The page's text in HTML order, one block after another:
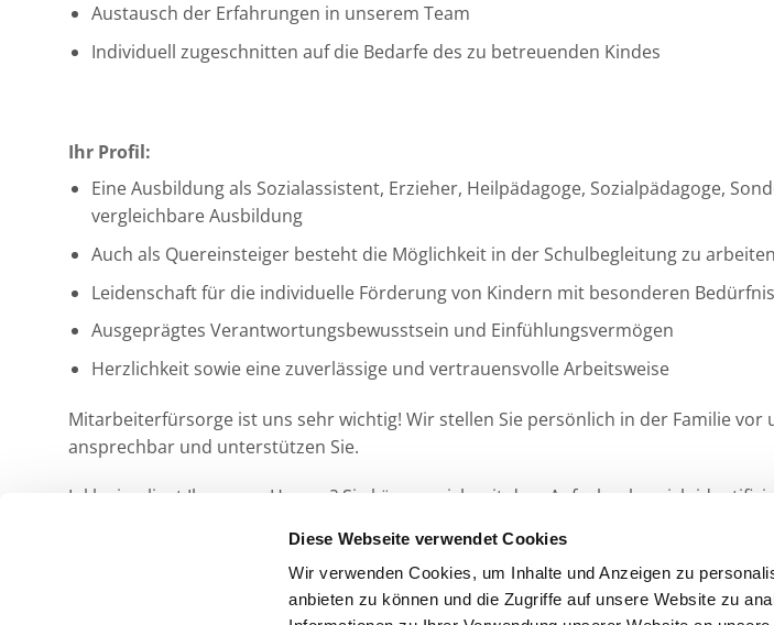
Diese Webseite verwendet Cookies
Wir verwenden Cookies, um Inhalte und Anzeigen zu
anbieten zu können und die Zugriffe auf unsere Website zu
Austausch der Erfahrungen in unserem Team
Individuell zugeschnitten auf die Bedarfe des zu betreuenden Kindes
Ihr Profil:
Eine Ausbildung als Sozialassistent, Erzieher, Heilpädagoge, Sozialpädagoge,
vergleichbare Ausbildung
Auch als Quereinsteiger besteht die Möglichkeit in der Schulbegleitung zu arbeiten
Leidenschaft für die individuelle Förderung von Kindern mit besonderen
Ausgeprägtes Verantwortungsbewusstsein und Einfühlungsvermögen
Herzlichkeit sowie eine zuverlässige und vertrauensvolle Arbeitsweise
Mitarbeiterfürsorge ist uns sehr wichtig! Wir stellen Sie persönlich in der Familie
ansprechbar und unterstützen Sie.
Inklusion liegt Ihnen am Herzen? Sie können sich mit dem Aufgabenbereich